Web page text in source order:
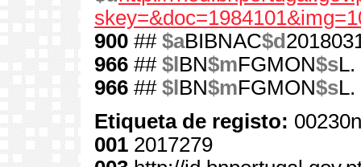
900 ## $aBIBNAC$d
966 ## $l BN$mFGMON$sL.
966 ## $l BN$mFGMON$sL.
Etiqueta de registo:
001 2017279